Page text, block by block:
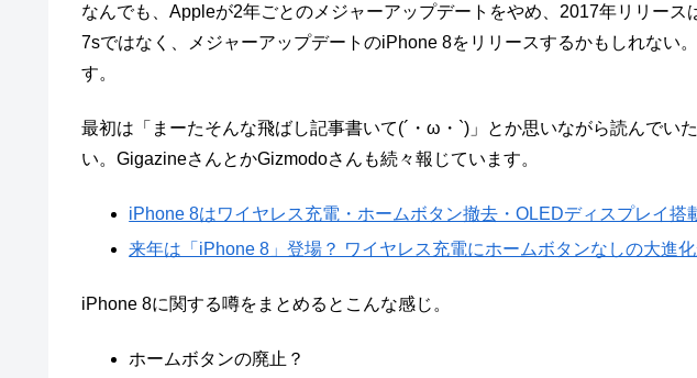
なんでも、Appleが2年ごとのメジャーアップデートをやめ、2017年リリー
7sではなく、メジャーアップデートのiPhone 8をリリースするかもしれない
す。
最初は「まーたそんな飛ばし記事書いて(´・ω・`)」とか思いながら読んでい
い。GigazineさんとかGizmodoさんも続々報じています。
iPhone 8はワイヤレス充電・ホームボタン撤去・OLEDディスプレイ搭
来年は「iPhone 8」登場？ ワイヤレス充電にホームボタンなしの大進
iPhone 8に関する噂をまとめるとこんな感じ。
ホームボタンの廃止？